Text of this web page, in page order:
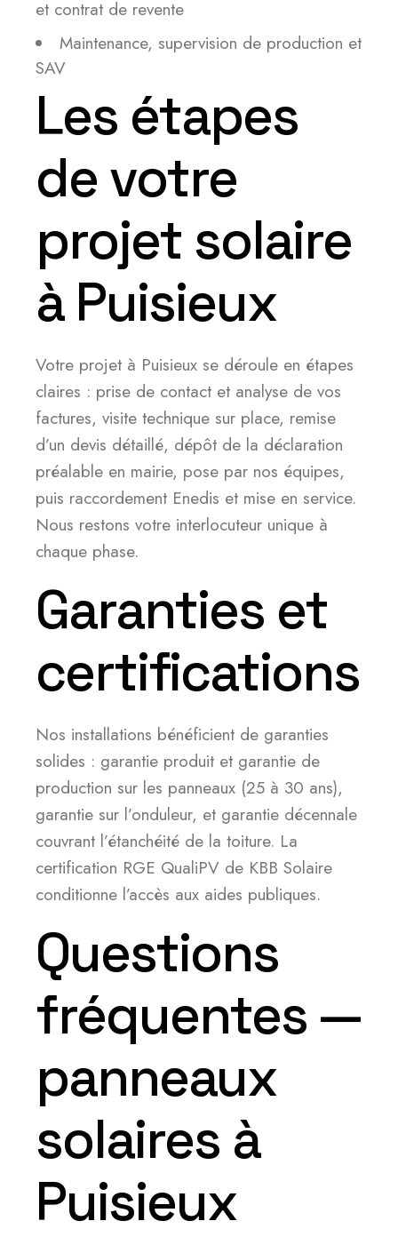
et contrat de revente
Maintenance, supervision de production et
SAV
Les étapes
de votre
projet solaire
à Puisieux
Votre projet à Puisieux se déroule en étapes
claires : prise de contact et analyse de vos
factures, visite technique sur place, remise
d’un devis détaillé, dépôt de la déclaration
préalable en mairie, pose par nos équipes,
puis raccordement Enedis et mise en service.
Nous restons votre interlocuteur unique à
chaque phase.
Garanties et
certifications
Nos installations bénéficient de garanties
solides : garantie produit et garantie de
production sur les panneaux (25 à 30 ans),
garantie sur l’onduleur, et garantie décennale
couvrant l’étanchéité de la toiture. La
certification RGE QualiPV de KBB Solaire
conditionne l’accès aux aides publiques.
Questions
fréquentes —
panneaux
solaires à
Puisieux